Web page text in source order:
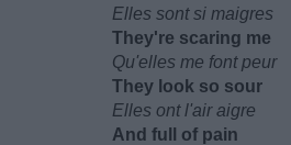
Elles sont si maigres
They're scaring me
Qu'elles me font peur
They look so sour
Elles ont l'air aigre
And full of pain